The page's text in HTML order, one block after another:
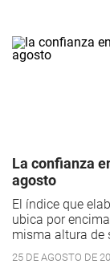
La confianza
agosto
El índice que
ubica por
misma altura de
25 DE AGOSTO DE